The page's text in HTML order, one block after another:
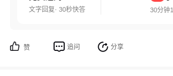
文字回复· 30秒快答 30分钟
赞 追问 分享